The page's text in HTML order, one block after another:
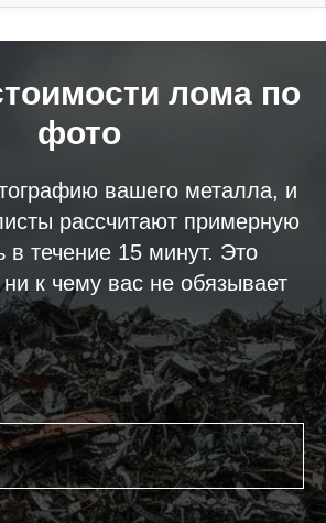
лома по
фото
вашего металла, и
рассчитают примерную
в течение 15 минут. Это
к чему вас не обязывает